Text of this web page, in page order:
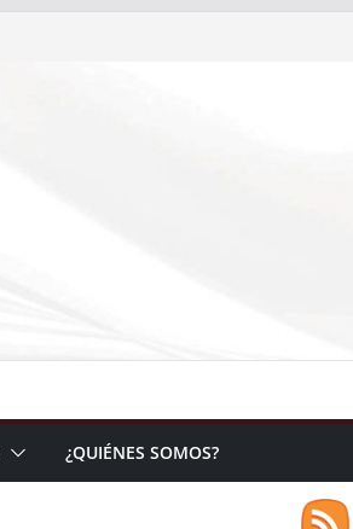
¿QUIÉNES SOMOS?